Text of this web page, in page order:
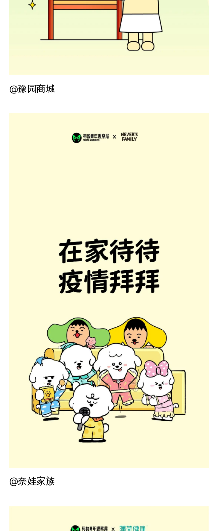
@豫园商城
@奈娃家族